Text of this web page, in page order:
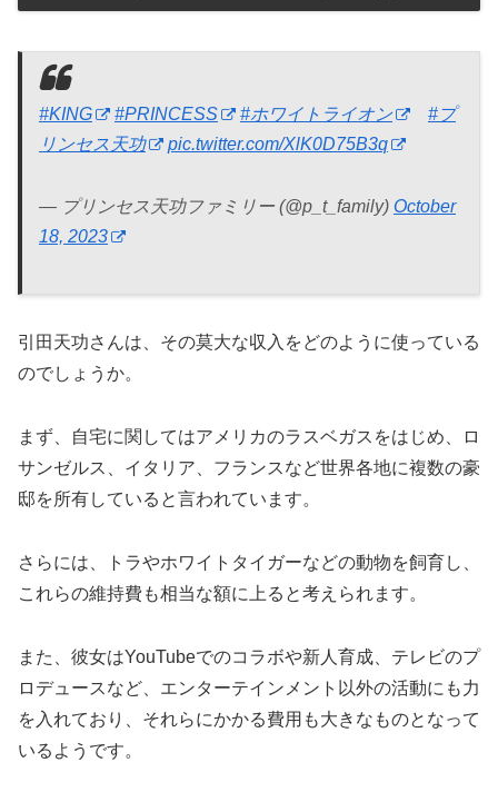
#KING #PRINCESS #ホワイトライオン
#プ
リンセス天功
pic.twitter.com/XlK0D75B3q
— プリンセス天功ファミリー (@p_t_family) October
18, 2023
引田天功さんは、その莫大な収入をどのように使っている
のでしょうか。
まず、自宅に関してはアメリカのラスベガスをはじめ、ロ
サンゼルス、イタリア、フランスなど世界各地に複数の豪
邸を所有していると言われています。
さらには、トラやホワイトタイガーなどの動物を飼育し、
これらの維持費も相当な額に上ると考えられます。
また、彼女はYouTubeでのコラボや新人育成、テレビのプ
ロデュースなど、エンターテインメント以外の活動にも力
を入れており、それらにかかる費用も大きなものとなって
いるようです。